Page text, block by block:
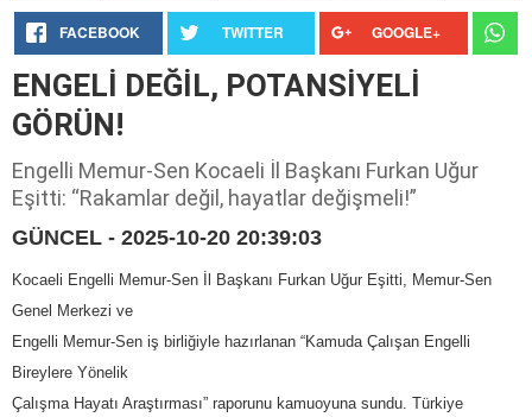
FACEBOOK TWITTER GOOGLE+
ENGELİ DEĞİL, POTANSİYELİ
GÖRÜN!
Engelli Memur-Sen Kocaeli İl Başkanı Furkan Uğur
Eşitti: “Rakamlar değil, hayatlar değişmeli!”
GÜNCEL - 2025-10-20 20:39:03
Kocaeli Engelli Memur-Sen İl Başkanı Furkan Uğur Eşitti, Memur-Sen
Genel Merkezi ve
Engelli Memur-Sen iş birliğiyle hazırlanan “Kamuda Çalışan Engelli
Bireylere Yönelik
Çalışma Hayatı Araştırması” raporunu kamuoyuna sundu. Türkiye